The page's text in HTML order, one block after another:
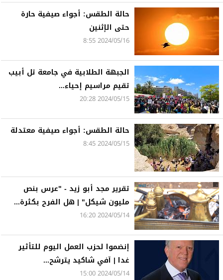
حالة الطقس: أجواء صيفية حارة
حتى الإثنين
2024/05/16 8:55
الجبهة الطلابية في جامعة تل أبيب
تقيم مراسيم إحياء...
2024/05/15 20:28
حالة الطقس: أجواء صيفية معتدلة
2024/05/15 8:45
تقرير مجد أبو زيد - "عرس بنص
مليون شيكل" | هل الفرح بكثرة...
2024/05/14 16:20
إنضموا لحزب العمل اليوم للتأثير
غدا | آفي شاكيد يترشح...
2024/05/14 15:00